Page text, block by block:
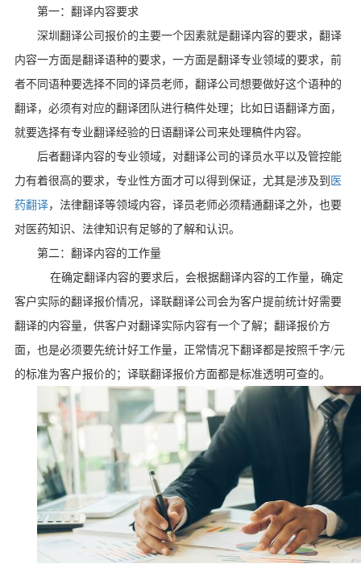
第一：翻译内容要求
深圳翻译公司报价的主要一个因素就是翻译内容的要求，翻译
内容一方面是翻译语种的要求，一方面是翻译专业领域的要求，前
者不同语种要选择不同的译员老师，翻译公司想要做好这个语种的
翻译，必须有对应的翻译团队进行稿件处理；比如日语翻译方面，
就要选择有专业翻译经验的日语翻译公司来处理稿件内容。
后者翻译内容的专业领域，对翻译公司的译员水平以及管控能
力有着很高的要求，专业性方面才可以得到保证，尤其是涉及到 医
药翻译，法律翻译等领域内容，译员老师必须精通翻译之外，也要
对医药知识、法律知识有足够的了解和认识。
第二：翻译内容的工作量
在确定翻译内容的要求后，会根据翻译内容的工作量，确定
客户实际的翻译报价情况，译联翻译公司会为客户提前统计好需要
翻译的内容量，供客户对翻译实际内容有一个了解；翻译报价方
面，也是必须要先统计好工作量，正常情况下翻译都是按照千字/元
的标准为客户报价的；译联翻译报价方面都是标准透明可查的。